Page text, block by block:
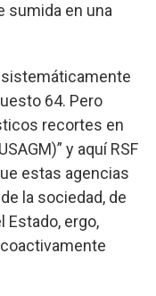
sumida en una
sistemáticamente
64. Pero
recortes en
y aquí RSF
estas agencias
la sociedad, de
Estado, ergo,